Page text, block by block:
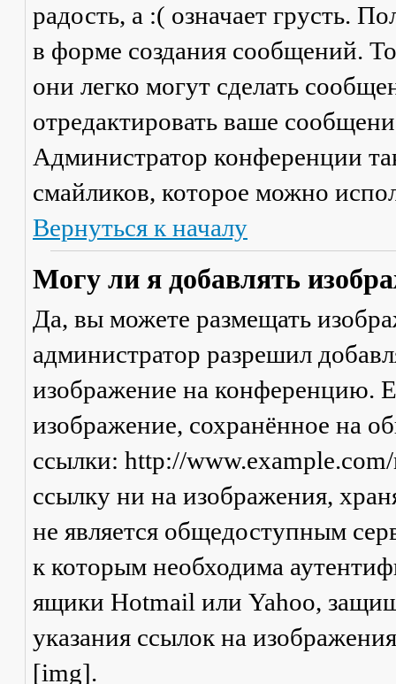
радость, а :( означает грусть.
в форме создания сообщений.
они легко могут сделать
отредактировать ваше
Администратор конференции
смайликов, которое можно
Вернуться к началу
Могу ли я добавлять
Да, вы можете размещать
администратор разрешил
изображение на конференцию.
изображение, сохранённое на
ссылки: http://
ссылку ни на изображения,
не является общедоступным
к которым необходима
ящики Hotmail или Yahoo,
указания ссылок на
[img].